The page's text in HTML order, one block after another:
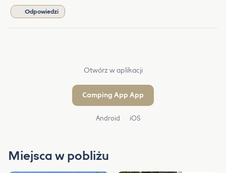
Odpowiedzi
Otwórz w aplikacji
Camping App App
Android iOS
Miejsca w pobliżu